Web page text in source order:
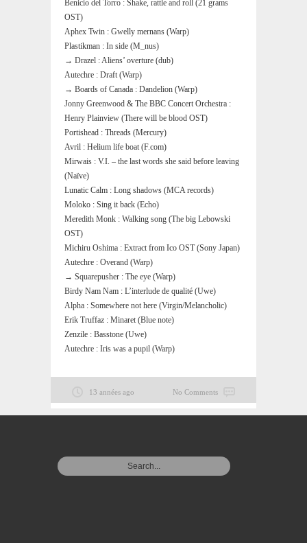
Benicio del Torro : Shake, rattle and roll (21 grams
OST)
Aphex Twin : Gwelly mernans (Warp)
Plastikman : In side (M_nus)
→ Drazel : Aliens’ overture (dub)
Autechre : Draft (Warp)
→ Boards of Canada : Dandelion (Warp)
Jonny Greenwood & The BBC Concert Orchestra :
Henry Plainview (There will be blood OST)
Portishead : Threads (Mercury)
Avril : Helium life boat (F.com)
Mirwais : V.I. – the last words she said before leaving
(Naïve)
Lunatic Calm : Long shadows (MCA records)
Moloko : Sing it back (Echo)
Meredith Monk : Walking song (The big Lebowski
OST)
Michiru Oshima : Extract from Ico OST (Sony Japan)
Autechre : Overand (Warp)
→ Squarepusher : The eye (Warp)
Birdy Nam Nam : L’interlude de qualité (Uwe)
Alpha : Somewhere not here (Virgin/Melancholic)
Erik Truffaz : Minaret (Blue note)
Zenzile : Basstone (Uwe)
Autechre : Iris was a pupil (Warp)
13 années ago No Comments